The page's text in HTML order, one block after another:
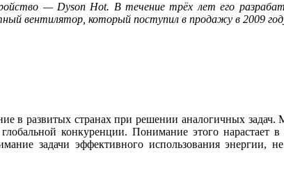
— Dyson Hot. В течение трёх лет его
вентилятор, который поступил в продажу в 2009
в развитых странах при решении аналогичных задач.
конкуренции. Понимание этого нарастает в
задачи эффективного использования энергии, не